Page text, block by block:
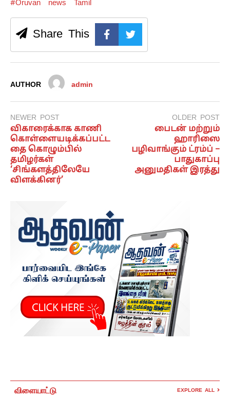
#Oruvan news Tamil
Share This
AUTHOR admin
NEWER POST
விகாரைக்காக காணி
கொள்ளையடிக்கப்பட்ட
தை கொழும்பில்
தமிழர்கள்
‘சிங்களத்திலேயே
விளக்கினர்’
OLDER POST
பைடன் மற்றும்
ஹாரிஸை
பழிவாங்கும் ட்ரம்ப் –
பாதுகாப்பு
அனுமதிகள் இரத்து
விளையாட்டு EXPLORE ALL